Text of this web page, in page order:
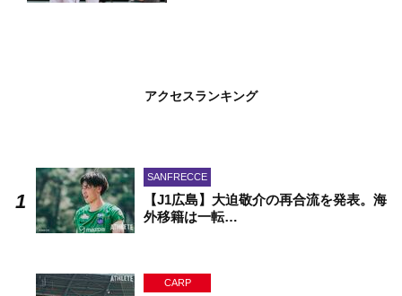
アクセスランキング
SANFRECCE
【J1広島】大迫敬介の再合流を発表。海
外移籍は一転…
CARP